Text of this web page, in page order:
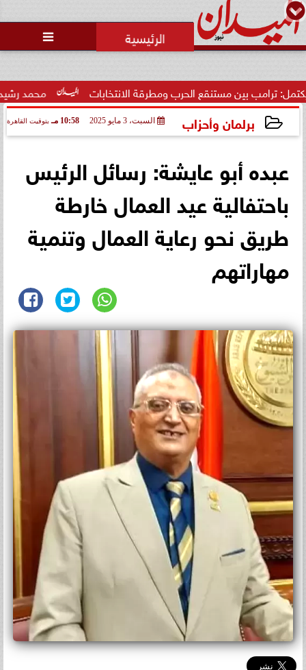

محمد رشيدي: لقاء بين مستنقع الحرب ومطرقة الانتخابات
برلمان وأحزاب السبت، 3 مايو 2025 10:58 مـ بتوقيت القاهرة
عبده أبو عايشة: رسائل الرئيس
باحتفالية عيد العمال خارطة
طريق نحو رعاية العمال وتنمية
مهاراتهم